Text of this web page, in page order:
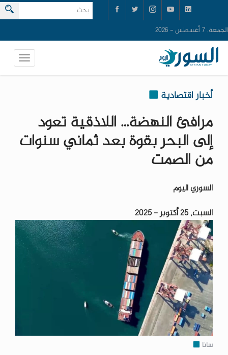
الجمعة, 7 أغسطس - 2026
أخبار اقتصادية
مرافئ النهضة… اللاذقية تعود
إلى البحر بقوة بعد ثماني سنوات
من الصمت
السوري اليوم
السبت, 25 أكتوبر - 2025
سانا